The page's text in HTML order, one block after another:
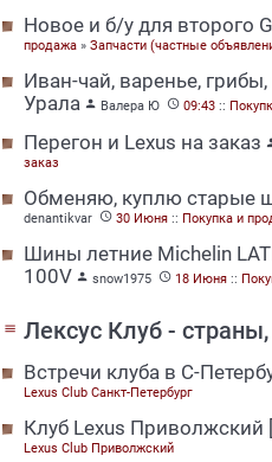
Новое и б/у для второго
продажа » Запчасти (частные
Иван-чай, варенье,
Урала  Валера Ю  09:43 ::
Перегон и Lexus на заказ
заказ
Обменяю, куплю старые
denantikvar  30 Июня :: Покупка и
Шины летние Michelin
100V  snow1975  18 Июня ::
menu Лексус Клуб -
Встречи клуба в С-
Lexus Club Санкт-Петербург
Клуб Lexus
Lexus Club Приволжский